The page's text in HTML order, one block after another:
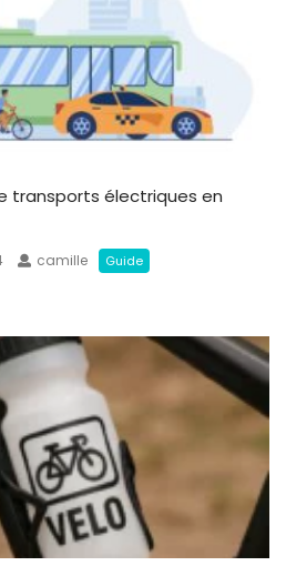
transports électriques en
camille Guide